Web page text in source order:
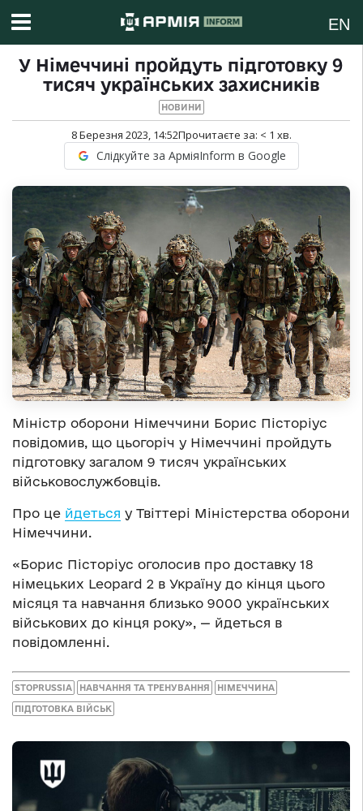
EN
У Німеччині пройдуть підготовку 9
тисяч українських захисників
НОВИНИ
8 Березня 2023, 14:52Прочитаєте за: < 1 хв.
Слідкуйте за АрміяInform в Google
Міністр оборони Німеччини Борис Пісторіус
повідомив, що цьогоріч у Німеччині пройдуть
підготовку загалом 9 тисяч українських
військовослужбовців.
Про це йдеться у Твіттері Міністерства оборони
Німеччини.
«Борис Пісторіус оголосив про доставку 18
німецьких Leopard 2 в Україну до кінця цього
місяця та навчання близько 9000 українських
військових до кінця року», — йдеться в
повідомленні.
STOPRUSSIA НАВЧАННЯ ТА ТРЕНУВАННЯ НІМЕЧЧИНА
ПІДГОТОВКА ВІЙСЬК